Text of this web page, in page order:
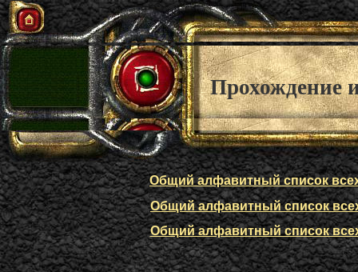
Прохождение
Общий алфавитный список
Общий алфавитный список
Общий алфавитный список